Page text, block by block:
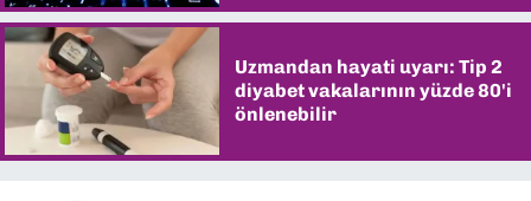
Uzmandan hayati uyarı: Tip 2
diyabet vakalarının yüzde 80'i
önlenebilir